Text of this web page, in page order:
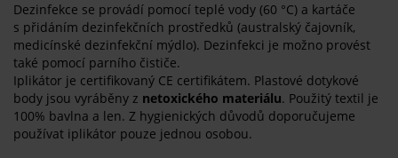
Dezinfekce se provádí pomocí teplé vody (60 °C) a kartáče
s přidáním dezinfekčních prostředků (australský čajovník,
medicínské dezinfekční mýdlo). Dezinfekci je možno provést
také pomocí parního čističe.
Iplikátor je certifikovaný CE certifikátem. Plastové dotykové
body jsou vyráběny z netoxického materiálu. Použitý textil je
100% bavlna a len. Z hygienických důvodů doporučujeme
používat iplikátor pouze jednou osobou.